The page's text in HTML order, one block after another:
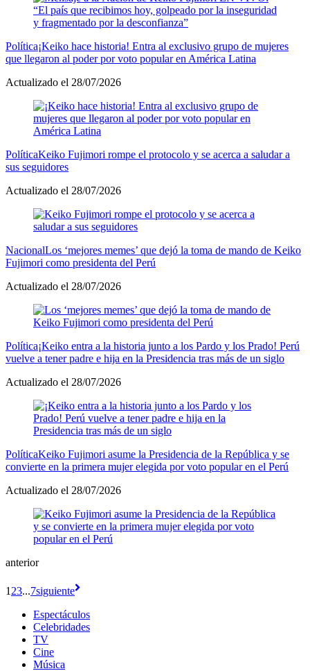
Política¡Keiko hace historia! Entra al exclusivo grupo de mujeres
que llegaron al poder por voto popular en América Latina
Actualizado el 28/07/2026
PolíticaKeiko Fujimori rompe el protocolo y se acerca a saludar a
sus seguidores
Actualizado el 28/07/2026
NacionalLos ‘mejores memes’ que dejó la toma de mando de Keiko
Fujimori como presidenta del Perú
Actualizado el 28/07/2026
Política¡Keiko entra a la historia junto a los Pardo y los Prado! Perú
vuelve a tener padre e hija en la Presidencia tras más de un siglo
Actualizado el 28/07/2026
PolíticaKeiko Fujimori asume la Presidencia de la República y se
convierte en la primera mujer elegida por voto popular en el Perú
Actualizado el 28/07/2026
anterior
1 23...7siguiente
Espectáculos
Celebridades
TV
Cine
Música